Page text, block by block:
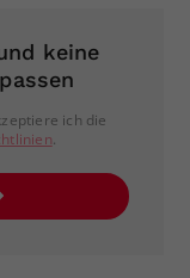
keine
ich die
.